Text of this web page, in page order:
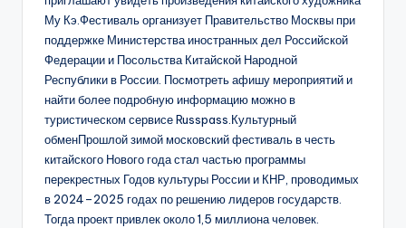
Му Кэ.Фестиваль организует Правительство Москвы при
поддержке Министерства иностранных дел Российской
Федерации и Посольства Китайской Народной
Республики в России. Посмотреть афишу мероприятий и
найти более подробную информацию можно в
туристическом сервисе Russpass.Культурный
обменПрошлой зимой московский фестиваль в честь
китайского Нового года стал частью программы
перекрестных Годов культуры России и КНР, проводимых
в 2024–2025 годах по решению лидеров государств.
Тогда проект привлек около 1,5 миллиона человек.